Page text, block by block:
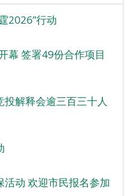
2026”行动
幕 签署49份合作项目
解释会逾三百三十人
动 欢迎市民报名参加